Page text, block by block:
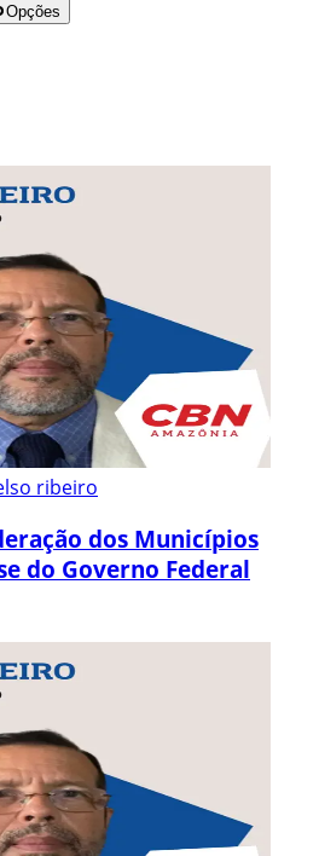
Opções
ribeiro
dos Municípios
do Governo Federal